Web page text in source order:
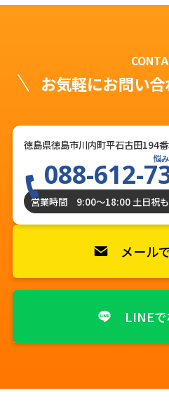
お気軽にお問い合
徳島県徳島市川内町平石古田194
悩
088-612-
営業時間 9:00〜18:00 土日祝
メール
LINEで